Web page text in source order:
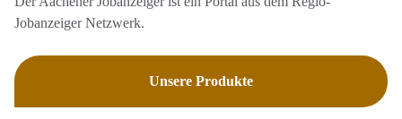
Jobanzeiger Netzwerk.
Unsere Produkte